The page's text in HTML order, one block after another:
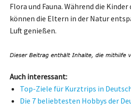
Flora und Fauna. Während die
können die Eltern in der Natur
Luft genießen.
Auch interessant:
Top-Ziele für Kurztrips in
Die 7 beliebtesten Hobbys der